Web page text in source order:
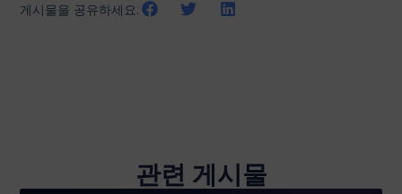
게시물을 공유하세요:
관련 게시물